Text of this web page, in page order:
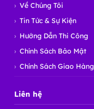
Về Chúng Tôi
Tin Tức & Sự Kiện
Hướng Dẫn Thi Công
Chính Sách Bảo Mật
Chính Sách Giao Hàng
Liên hệ